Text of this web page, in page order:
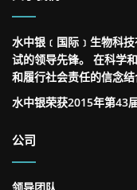
水中银﹝国际﹞生物科
试的领导先锋。 在科学
和履行社会责任的信念结
水中银荣获2015年第43
公司